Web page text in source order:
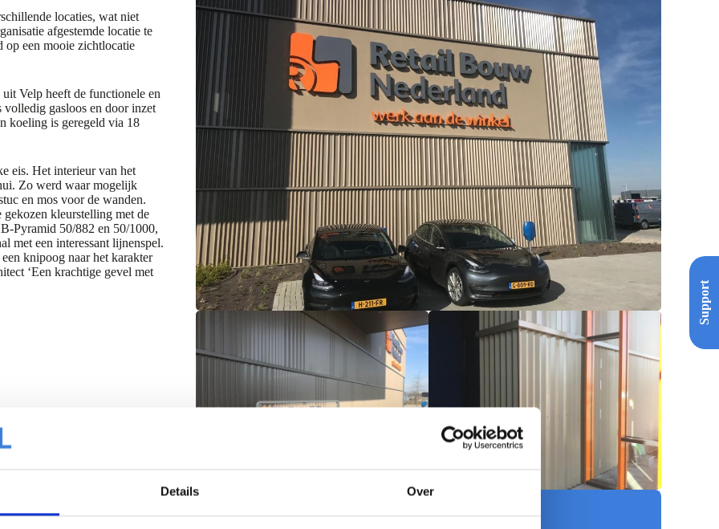
Details Over
locaties, wat niet
afgestemde locatie te
op een mooie zichtlocatie
Velp heeft de functionele en
gasloos en door inzet
koeling is geregeld via 18
eis. Het interieur van het
Zo werd waar mogelijk
en mos voor de wanden.
kleurstelling met de
Pyramid 50/882 en 50/1000,
met een interessant lijnenspel.
knipoog naar het karakter
‘Een krachtige gevel met
Projectgegevens:
Support